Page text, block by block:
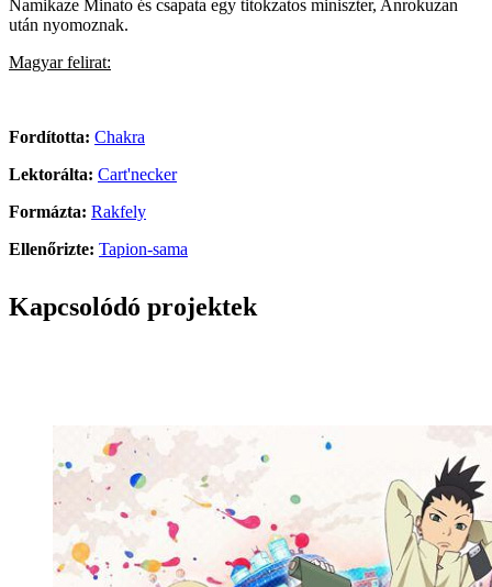
Namikaze Minato és csapata egy titokzatos miniszter, Anrokuzan
után nyomoznak.
Magyar felirat:
Fordította: Chakra
Lektorálta: Cart'necker
Formázta: Rakfely
Ellenőrizte: Tapion-sama
Kapcsolódó projektek